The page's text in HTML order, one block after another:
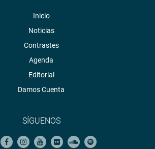
Inicio
Noticias
Contrastes
Agenda
Editorial
Damos Cuenta
SÍGUENOS